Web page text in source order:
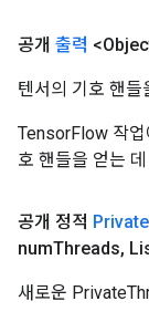
공개 출력
텐서의 기호 핸들
TensorFlow 작업
호 핸들을 얻는
공개 정적 Private
numThreads,
새로운